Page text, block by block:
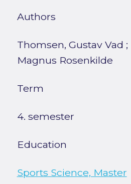
Authors
Thomsen, Gustav Vad ;
Magnus Rosenkilde
Term
4. semester
Education
Sports Science, Master